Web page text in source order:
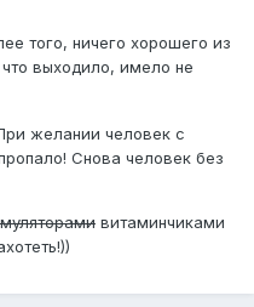
того, ничего хорошего из
выходило, имело не
желании человек с
Снова человек без
витаминчиками